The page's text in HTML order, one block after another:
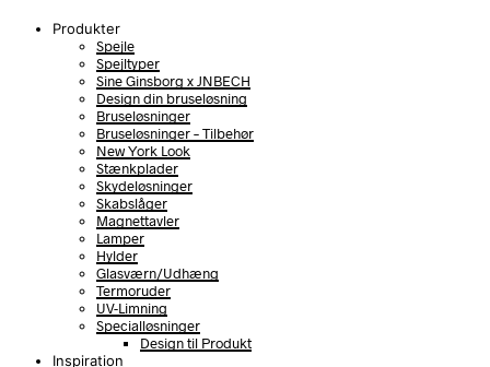
Produkter
Spejle
Spejltyper
Sine Ginsborg x JNBECH
Design din bruseløsning
Bruseløsninger
Bruseløsninger – Tilbehør
New York Look
Stænkplader
Skydeløsninger
Skabslåger
Magnettavler
Lamper
Hylder
Glasværn/Udhæng
Termoruder
UV-Limning
Specialløsninger
Design til Produkt
Inspiration